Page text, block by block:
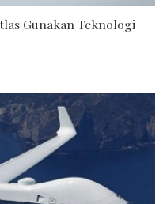
Gunakan Teknologi